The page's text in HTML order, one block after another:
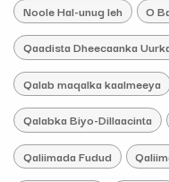
Noole Hal-unug leh O
Qaadista Dheecaanka
Qalab maqalka kaalmeeya
Qalabka Biyo-Dillaacinta
Qaliimada Fudud